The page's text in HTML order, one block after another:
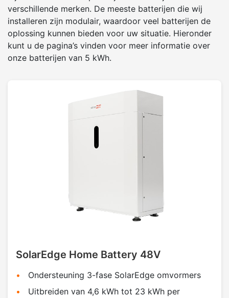
verschillende merken. De meeste batterijen die wij
installeren zijn modulair, waardoor veel batterijen de
oplossing kunnen bieden voor uw situatie. Hieronder
kunt u de pagina’s vinden voor meer informatie over
onze batterijen van 5 kWh.
SolarEdge Home Battery 48V
Ondersteuning 3-fase SolarEdge omvormers
Uitbreiden van 4,6 kWh tot 23 kWh per